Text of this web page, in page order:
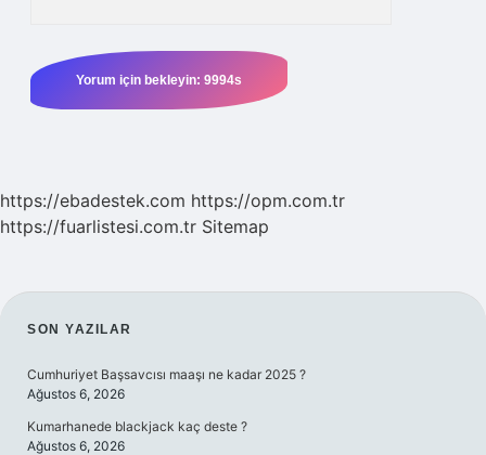
https://ebadestek.com https://opm.com.tr
https://fuarlistesi.com.tr Sitemap
SIDEBAR
SON YAZILAR
Cumhuriyet Başsavcısı maaşı ne kadar 2025 ?
Ağustos 6, 2026
Kumarhanede blackjack kaç deste ?
Ağustos 6, 2026